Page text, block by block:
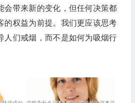
会带来新的变化，但任何决策都
的权益为前提。我们更应该思考
人们戒烟，而不是如何为吸烟行